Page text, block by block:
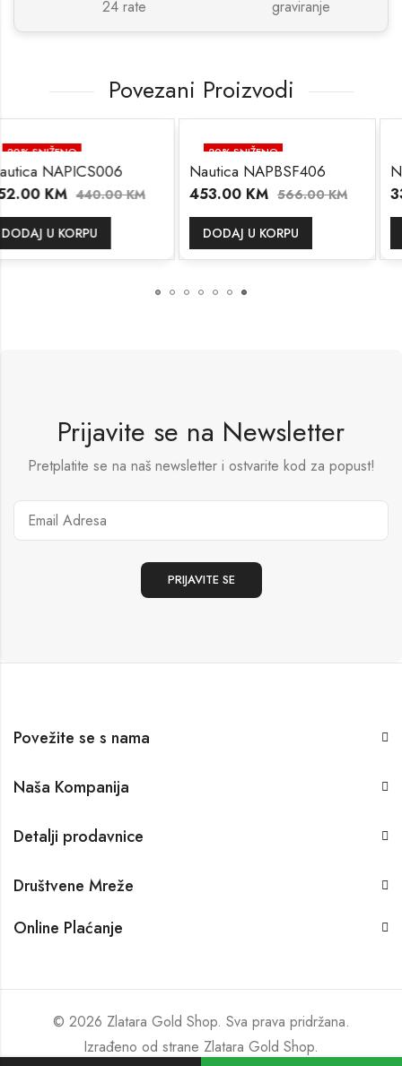
24 rate
graviranje
Povezani Proizvodi
KM
Nautica NAPBSF406
453.00 566.00 KM
DODAJ U KORPU
Nautica
336.00
Prijavite se na Newsletter
Pretplatite se na naš newsletter i ostvarite kod za popust!
Povežite se s nama
Naša Kompanija
Detalji prodavnice
Društvene Mreže
Online Plaćanje
© 2026 Zlatara Gold Shop. Sva prava pridržana.
Izrađeno od strane Zlatara Gold Shop.